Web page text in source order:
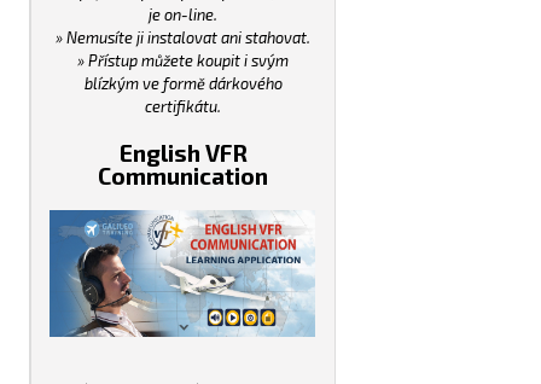
je on-line.
» Nemusíte ji instalovat ani stahovat.
» Přístup můžete koupit i svým
blízkým ve formě dárkového
certifikátu.
English VFR
Communication